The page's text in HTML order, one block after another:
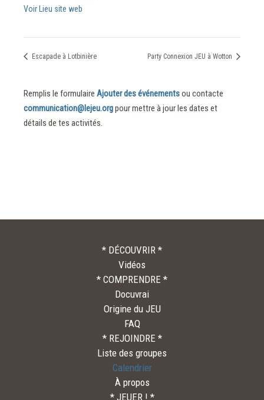
Voir Lieu site web
Escapade à Lotbinière Party Connexion JEU à Wotton
Remplis le formulaire Ajouter des événementsou contacte
communication@lejeu.orgpour mettre à jour les dates et
détails de tes activités.
* DÉCOUVRIR *
Vidéos
* COMPRENDRE *
Docuvrai
Origine du JEU
FAQ
* REJOINDRE *
Liste des groupes
Calendrier
À propos
* JEUER ! *